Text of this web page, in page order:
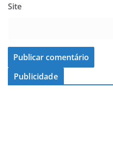
Site
Publicidade